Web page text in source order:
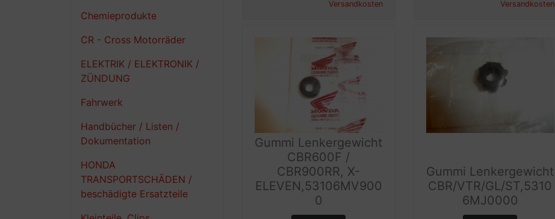
Chemieprodukte
CR - Cross Motorräder
ELEKTRIK / ELEKTRONIK /
ZÜNDUNG
Fahrwerk
Handbücher / Listen /
Dokumentation
HONDA
TRANSPORTSCHÄDEN /
beschädigte Ersatzteile
Versandkosten
Versandkosten
Gummi Lenkergewicht
CBR600F /
CBR900RR, X-
ELEVEN,53106MV900
0
Gummi Lenkergewicht
CBR/VTR/GL/ST,5310
6MJ0000